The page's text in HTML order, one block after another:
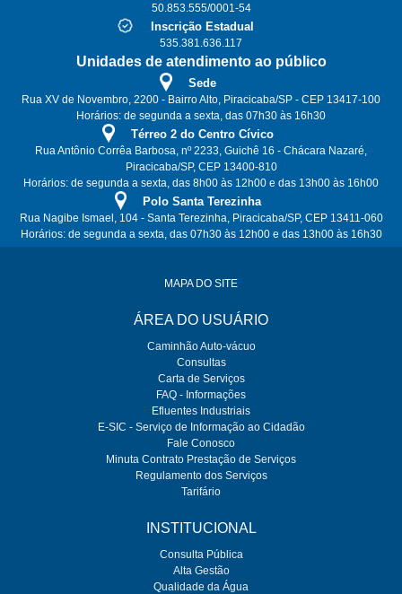
50.853.555/0001-54
Inscrição Estadual
535.381.636.117
Unidades de atendimento ao público
Sede
Rua XV de Novembro, 2200 - Bairro Alto, Piracicaba/SP - CEP 13417-100
Horários: de segunda a sexta, das 07h30 às 16h30
Térreo 2 do Centro Cívico
Rua Antônio Corrêa Barbosa, nº 2233, Guichê 16 - Chácara Nazaré,
Piracicaba/SP, CEP 13400-810
Horários: de segunda a sexta, das 8h00 às 12h00 e das 13h00 às 16h00
Polo Santa Terezinha
Rua Nagibe Ismael, 104 - Santa Terezinha, Piracicaba/SP, CEP 13411-060
Horários: de segunda a sexta, das 07h30 às 12h00 e das 13h00 às 16h30
MAPA DO SITE
ÁREA DO USUÁRIO
Caminhão Auto-vácuo
Consultas
Carta de Serviços
FAQ - Informações
Efluentes Industriais
E-SIC - Serviço de Informação ao Cidadão
Fale Conosco
Minuta Contrato Prestação de Serviços
Regulamento dos Serviços
Tarifário
INSTITUCIONAL
Consulta Pública
Alta Gestão
Qualidade da Água